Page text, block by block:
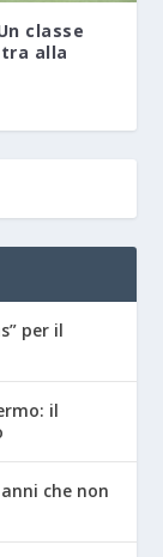
classe
alla
per il
il
anni che non